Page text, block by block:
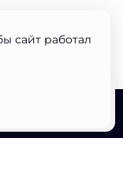
сайт работал